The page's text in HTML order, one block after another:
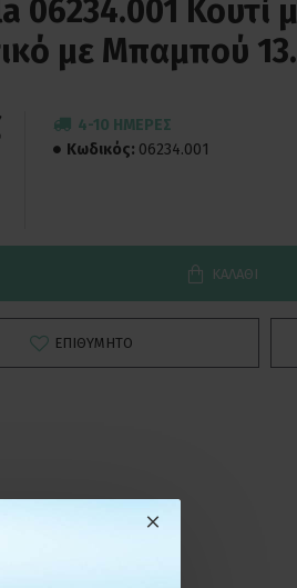
06234.001 Κουτί
με Μπαμπού
4-10 ΗΜΈΡΕΣ
Κωδικός: 06234.001
ΚΑΛΆΘΙ
ΕΠΙΘΥΜΗΤΌ